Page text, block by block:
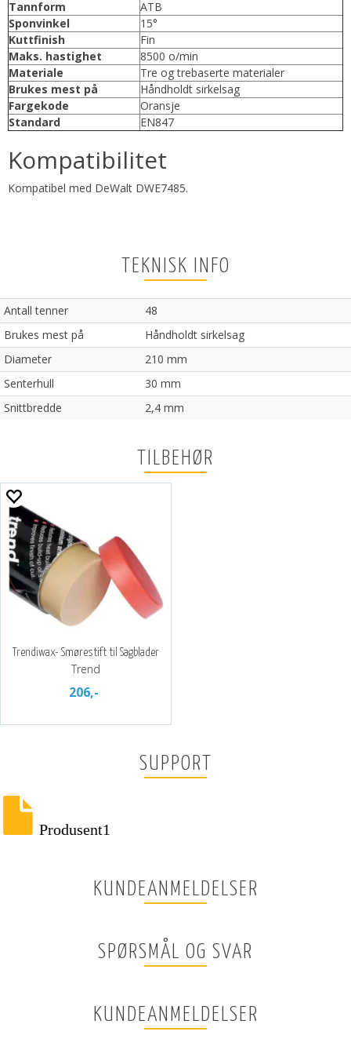
Tannform
ATB
Sponvinkel
15°
Kuttfinish
Fin
Maks. hastighet
8500 o/min
Materiale
Tre og trebaserte materialer
Brukes mest på
Håndholdt sirkelsag
Fargekode
Oransje
Standard
EN847
Kompatibilitet
Kompatibel med DeWalt DWE7485.
TEKNISK INFO
Antall tenner
48
Brukes mest på
Håndholdt sirkelsag
Diameter
210 mm
Senterhull
30 mm
Snittbredde
2,4 mm
TILBEHØR
Trendiwax- Smørestift til Sagblader
Trend
206,-
SUPPORT
Produsent1
KUNDEANMELDELSER
SPØRSMÅL OG SVAR
KUNDEANMELDELSER